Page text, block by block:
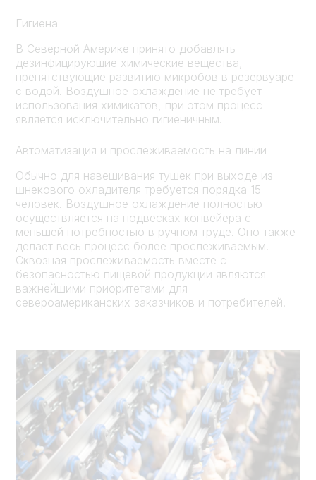
Гигиена
В Северной Америке принято добавлять
дезинфицирующие химические вещества,
препятствующие развитию микробов в резервуаре
с водой. Воздушное охлаждение не требует
использования химикатов, при этом процесс
является исключительно гигиеничным.
Автоматизация и прослеживаемость на линии
Обычно для навешивания тушек при выходе из
шнекового охладителя требуется порядка 15
человек. Воздушное охлаждение полностью
осуществляется на подвесках конвейера с
меньшей потребностью в ручном труде. Оно также
делает весь процесс более прослеживаемым.
Сквозная прослеживаемость вместе с
безопасностью пищевой продукции являются
важнейшими приоритетами для
североамериканских заказчиков и потребителей.